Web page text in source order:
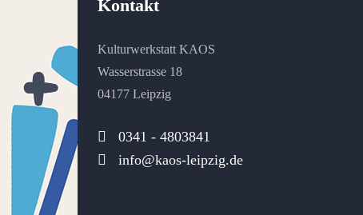
Kontakt
Kulturwerkstatt KAOS
Wasserstrasse 18
04177 Leipzig
0341 - 4803841
info@kaos-leipzig.de